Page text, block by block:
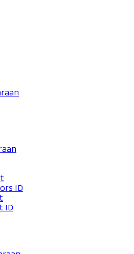
ID
ID